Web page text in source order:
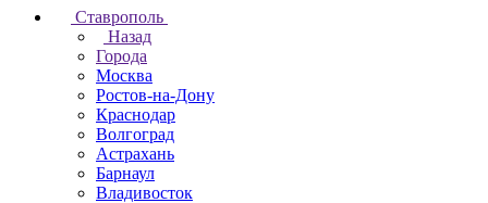
Ставрополь
Назад
Города
Москва
Ростов-на-Дону
Краснодар
Волгоград
Астрахань
Барнаул
Владивосток